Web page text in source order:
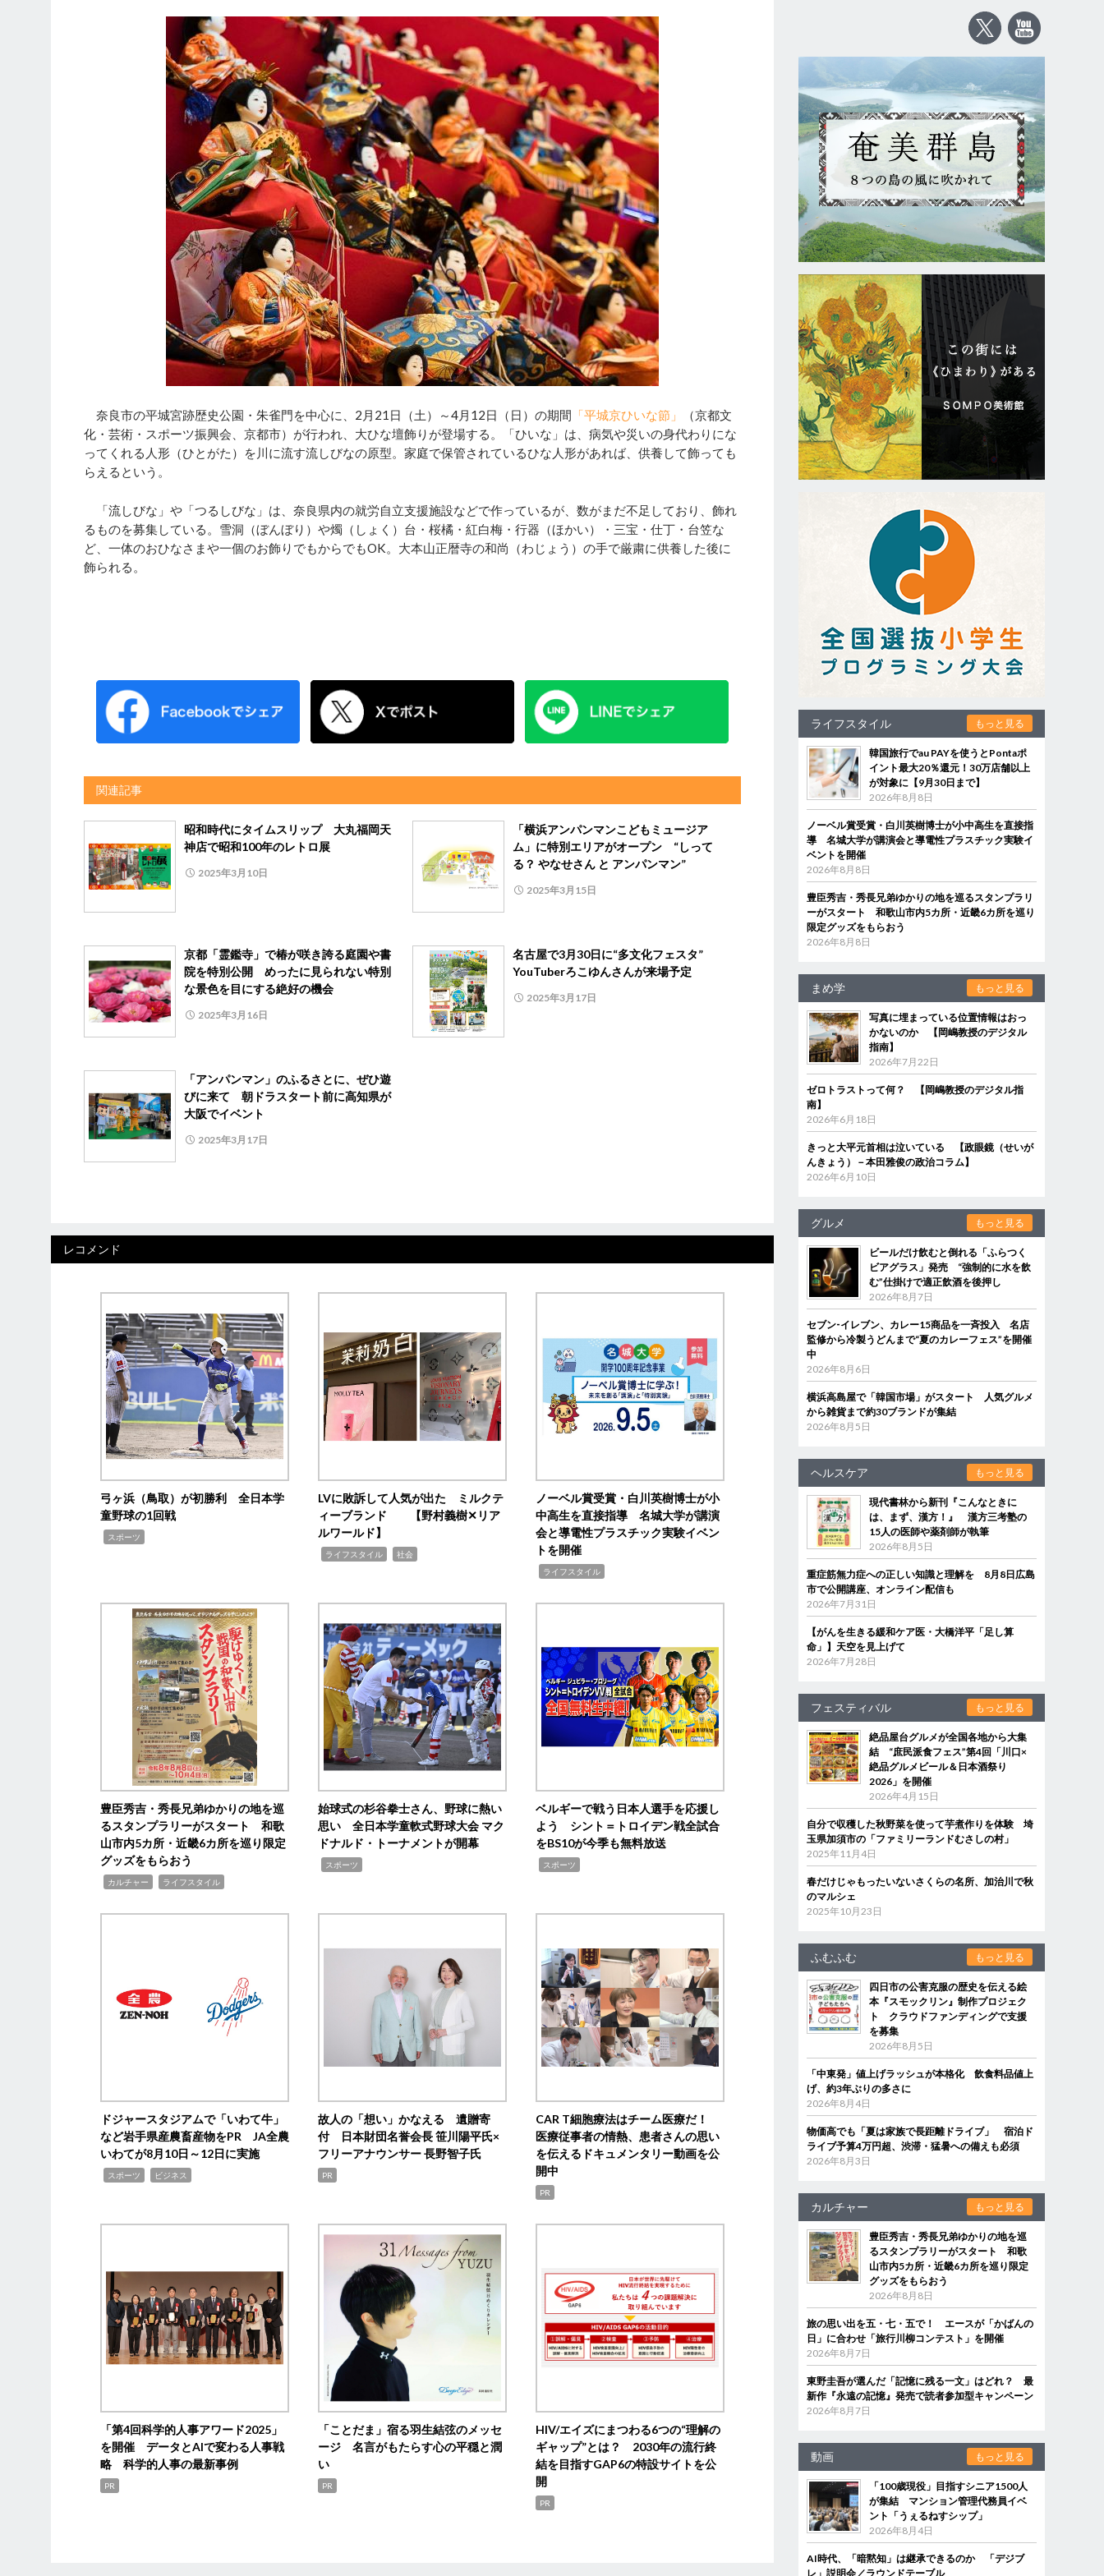
奈良市の平城宮跡歴史公園・朱雀門を中心に、2月21日（土）～4月12日（日）の期間 「平城京ひいな節」
（京都文
化・芸術・スポーツ振興会、京都市）が行われ、大ひな壇飾りが登場する。「ひいな」は、病気や災いの身代わりにな
ってくれる人形（ひとがた）を川に流す流しびなの原型。家庭で保管されているひな人形があれば、供養して飾っても
らえるという。
「流しびな」や「つるしびな」は、奈良県内の就労自立支援施設などで作っているが、数がまだ不足しており、飾れ
るものを募集している。雪洞（ぼんぼり）や燭（しょく）台・桜橘・紅白梅・行器（ほかい）・三宝・仕丁・台笠な
ど、一体のおひなさまや一個のお飾りでもからでもOK。大本山正暦寺の和尚（わじょう）の手で厳粛に供養した後に
飾られる。
関連記事
昭和時代にタイムスリップ 大丸福岡天
神店で昭和100年のレトロ展
2025年3月10日
「横浜アンパンマンこどもミュージア
ム」に特別エリアがオープン “しって
る？ やなせさん と アンパンマン”
2025年3月15日
京都「霊鑑寺」で椿が咲き誇る庭園や書
院を特別公開 めったに見られない特別
な景色を目にする絶好の機会
2025年3月16日
名古屋で3月30日に“多文化フェスタ”
YouTuberろこゆんさんが来場予定
2025年3月17日
「アンパンマン」のふるさとに、ぜひ遊
びに来て 朝ドラスタート前に高知県が
大阪でイベント
2025年3月17日
レコメンド
弓ヶ浜（鳥取）が初勝利 全日本学
童野球の1回戦
スポーツ
LVに敗訴して人気が出た ミルクテ
ィーブランド 【野村義樹✕リア
ルワールド】
ライフスタイル 社会
ノーベル賞受賞・白川英樹博士が小
中高生を直接指導 名城大学が講演
会と導電性プラスチック実験イベン
トを開催
ライフスタイル
豊臣秀吉・秀長兄弟ゆかりの地を巡
るスタンプラリーがスタート 和歌
山市内5カ所・近畿6カ所を巡り限定
グッズをもらおう
カルチャー ライフスタイル
始球式の杉谷拳士さん、野球に熱い
思い 全日本学童軟式野球大会 マク
ドナルド・トーナメントが開幕
スポーツ
ベルギーで戦う日本人選手を応援し
よう シント＝トロイデン戦全試合
をBS10が今季も無料放送
スポーツ
ドジャースタジアムで「いわて牛」
など岩手県産農畜産物をPR JA全農
いわてが8月10日～12日に実施
スポーツ ビジネス
故人の「想い」かなえる 遺贈寄
付 日本財団名誉会長 笹川陽平氏×
フリーアナウンサー 長野智子氏
PR
CAR T細胞療法はチーム医療だ！
医療従事者の情熱、患者さんの思い
を伝えるドキュメンタリー動画を公
開中
PR
「第4回科学的人事アワード2025」
を開催 データとAIで変わる人事戦
略 科学的人事の最新事例
PR
「ことだま」宿る羽生結弦のメッセ
ージ 名言がもたらす心の平穏と潤
い
PR
HIV/エイズにまつわる6つの“理解の
ギャップ”とは？ 2030年の流行終
結を目指すGAP6の特設サイトを公
開
PR
ライフスタイル もっと見る
韓国旅行でau PAYを使うとPontaポ
イント最大20％還元！30万店舗以上
が対象に【9月30日まで】
2026年8月8日
ノーベル賞受賞・白川英樹博士が小中高生を直接指
導 名城大学が講演会と導電性プラスチック実験イ
ベントを開催
2026年8月8日
豊臣秀吉・秀長兄弟ゆかりの地を巡るスタンプラリ
ーがスタート 和歌山市内5カ所・近畿6カ所を巡り
限定グッズをもらおう
2026年8月8日
まめ学 もっと見る
写真に埋まっている位置情報はおっ
かないのか 【岡嶋教授のデジタル
指南】
2026年7月22日
ゼロトラストって何？ 【岡嶋教授のデジタル指
南】
2026年6月18日
きっと大平元首相は泣いている 【政眼鏡（せいが
んきょう）－本田雅俊の政治コラム】
2026年6月10日
グルメ もっと見る
ビールだけ飲むと倒れる「ふらつく
ビアグラス」発売 “強制的に水を飲
む”仕掛けで適正飲酒を後押し
2026年8月7日
セブン‐イレブン、カレー15商品を一斉投入 名店
監修から冷製うどんまで“夏のカレーフェス”を開催
中
2026年8月6日
横浜高島屋で「韓国市場」がスタート 人気グルメ
から雑貨まで約30ブランドが集結
2026年8月5日
ヘルスケア もっと見る
現代書林から新刊『こんなときに
は、まず、漢方！』 漢方三考塾の
15人の医師や薬剤師が執筆
2026年8月5日
重症筋無力症への正しい知識と理解を 8月8日広島
市で公開講座、オンライン配信も
2026年7月31日
【がんを生きる緩和ケア医・大橋洋平「足し算
命」】天空を見上げて
2026年7月28日
フェスティバル もっと見る
絶品屋台グルメが全国各地から大集
結 “庶民派食フェス”第4回「川口×
絶品グルメビール＆日本酒祭り
2026」を開催
2026年4月15日
自分で収穫した秋野菜を使って芋煮作りを体験 埼
玉県加須市の「ファミリーランドむさしの村」
2025年11月4日
春だけじゃもったいないさくらの名所、加治川で秋
のマルシェ
2025年10月23日
ふむふむ もっと見る
四日市の公害克服の歴史を伝える絵
本『スモックリン』制作プロジェク
ト クラウドファンディングで支援
を募集
2026年8月5日
「中東発」値上げラッシュが本格化 飲食料品値上
げ、約3年ぶりの多さに
2026年8月4日
物価高でも「夏は家族で長距離ドライブ」 宿泊ド
ライブ予算4万円超、渋滞・猛暑への備えも必須
2026年8月3日
カルチャー もっと見る
豊臣秀吉・秀長兄弟ゆかりの地を巡
るスタンプラリーがスタート 和歌
山市内5カ所・近畿6カ所を巡り限定
グッズをもらおう
2026年8月8日
旅の思い出を五・七・五で！ エースが「かばんの
日」に合わせ「旅行川柳コンテスト」を開催
2026年8月7日
東野圭吾が選んだ「記憶に残る一文」はどれ？ 最
新作『永遠の記憶』発売で読者参加型キャンペーン
2026年8月7日
動画 もっと見る
「100歳現役」目指すシニア1500人
が集結 マンション管理代務員イベ
ント「うぇるねすシップ」
2026年8月4日
AI時代、「暗黙知」は継承できるのか 「デジブ
レ」説明会／ラウンドテーブル